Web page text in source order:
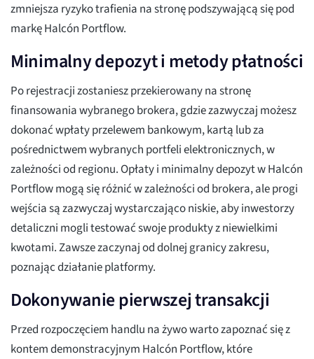
zmniejsza ryzyko trafienia na stronę podszywającą się pod
markę Halcón Portflow.
Minimalny depozyt i metody płatności
Po rejestracji zostaniesz przekierowany na stronę
finansowania wybranego brokera, gdzie zazwyczaj możesz
dokonać wpłaty przelewem bankowym, kartą lub za
pośrednictwem wybranych portfeli elektronicznych, w
zależności od regionu. Opłaty i minimalny depozyt w Halcón
Portflow mogą się różnić w zależności od brokera, ale progi
wejścia są zazwyczaj wystarczająco niskie, aby inwestorzy
detaliczni mogli testować swoje produkty z niewielkimi
kwotami. Zawsze zaczynaj od dolnej granicy zakresu,
poznając działanie platformy.
Dokonywanie pierwszej transakcji
Przed rozpoczęciem handlu na żywo warto zapoznać się z
kontem demonstracyjnym Halcón Portflow, które